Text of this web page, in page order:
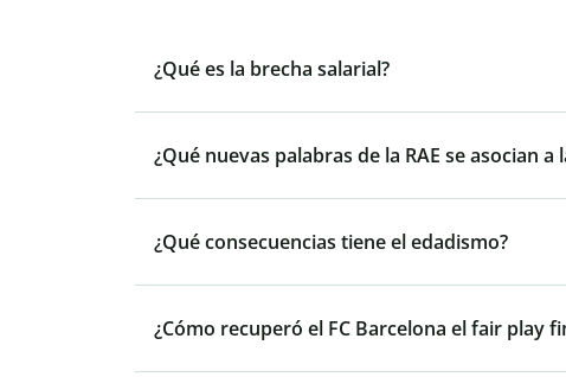
¿Qué es la brecha salarial?
¿Qué nuevas palabras de la RAE se asocian a
¿Qué consecuencias tiene el edadismo?
¿Cómo recuperó el FC Barcelona el fair play